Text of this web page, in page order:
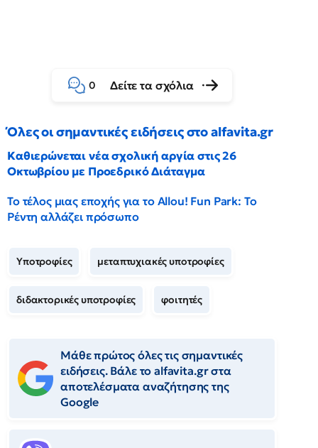
0 Δείτε τα σχόλια
Όλες οι σημαντικές ειδήσεις στο alfavita.gr
Καθιερώνεται νέα σχολική αργία στις 26
Οκτωβρίου με Προεδρικό Διάταγμα
Το τέλος μιας εποχής για το Allou! Fun Park: Το
Ρέντη αλλάζει πρόσωπο
Υποτροφίες μεταπτυχιακές υποτροφίες
διδακτορικές υποτροφίες φοιτητές
Μάθε πρώτος όλες τις σημαντικές
ειδήσεις. Βάλε το alfavita.gr στα
αποτελέσματα αναζήτησης της
Google